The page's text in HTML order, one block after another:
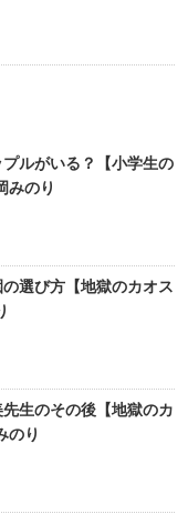
ルがいる？【小学生の
のり
選び方【地獄のカオス
生のその後【地獄のカ
のり